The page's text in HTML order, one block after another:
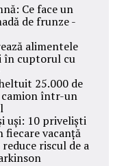
Ce face un
de frunze -
alimentele
în cuptorul cu
25.000 de
camion într-un
uși: 10 priveliști
fiecare vacanță
riscul de a